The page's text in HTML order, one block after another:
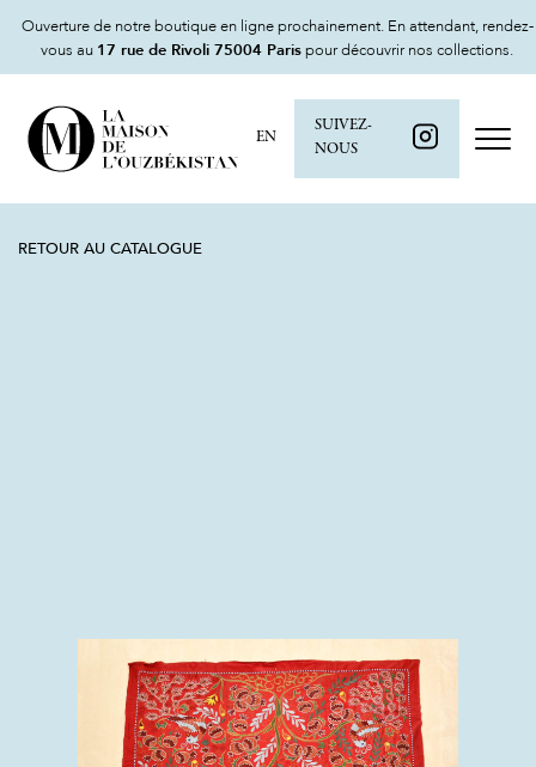
Ouverture de notre boutique en ligne prochainement. En attendant, rendez-
vous au 17 rue de Rivoli 75004 Parispour découvrir nos collections.
EN
SUIVEZ-
NOUS
RETOUR AU CATALOGUE